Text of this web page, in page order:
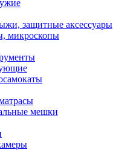
защитные аксессуары
микроскопы
мешки